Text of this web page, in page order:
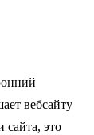
вебсайту
это